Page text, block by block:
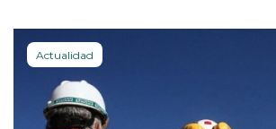
Actualidad